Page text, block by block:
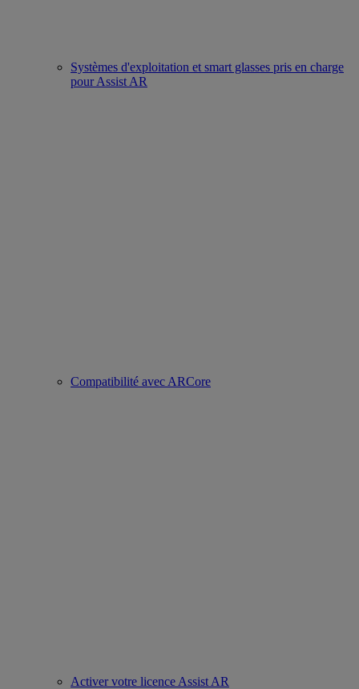
Systèmes d'exploitation et smart glasses pris en charge
pour Assist AR
Compatibilité avec ARCore
Activer votre licence Assist AR